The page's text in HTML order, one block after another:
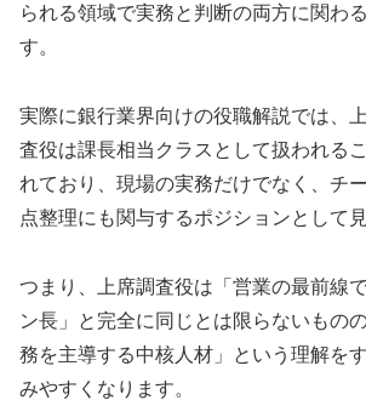
られる領域で実務と判断の両方に関わ
す。
実際に銀行業界向けの役職解説では、
査役は課長相当クラスとして扱われる
れており、現場の実務だけでなく、チ
点整理にも関与するポジションとして
つまり、上席調査役は「営業の最前線
ン長」と完全に同じとは限らないもの
務を主導する中核人材」という理解を
みやすくなります。